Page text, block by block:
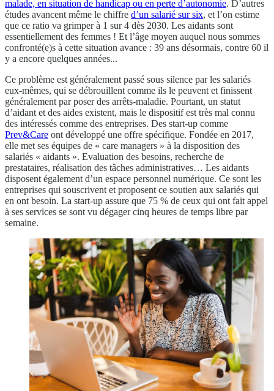
malade, en situation de handicap ou en perte d’autonomie. D’autres
études avancent même le chiffre d’un salarié sur six, et l’on estime
que ce ratio va grimper à 1 sur 4 dès 2030. Les aidants sont
essentiellement des femmes ! Et l’âge moyen auquel nous sommes
confronté(e)s à cette situation avance : 39 ans désormais, contre 60 il
y a encore quelques années...
Ce problème est généralement passé sous silence par les salariés
eux-mêmes, qui se débrouillent comme ils le peuvent et finissent
généralement par poser des arrêts-maladie. Pourtant, un statut
d’aidant et des aides existent, mais le dispositif est très mal connu
des intéressés comme des entreprises. Des start-up comme
Prev&Care ont développé une offre spécifique. Fondée en 2017,
elle met ses équipes de « care managers » à la disposition des
salariés « aidants ». Evaluation des besoins, recherche de
prestataires, réalisation des tâches administratives… Les aidants
disposent également d’un espace personnel numérique. Ce sont les
entreprises qui souscrivent et proposent ce soutien aux salariés qui
en ont besoin. La start-up assure que 75 % de ceux qui ont fait appel
à ses services se sont vu dégager cinq heures de temps libre par
semaine.